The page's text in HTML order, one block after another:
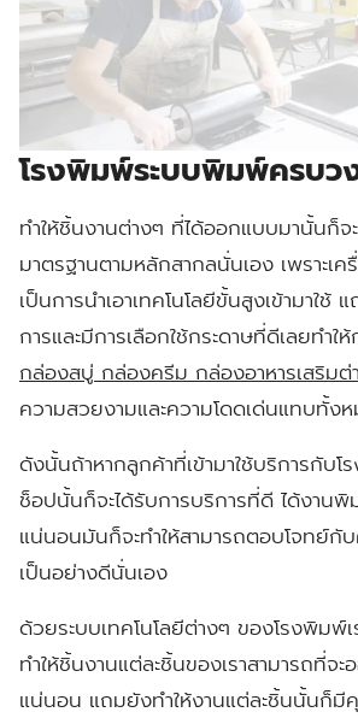
โรงพิมพ์ระบบพิมพ์ครบว
ทำให้ชิ้นงานต่างๆ ที่ได้ออกแบบมานั้นก็
มาตรฐานตามหลักสากลนั่นเอง เพราะเ
เป็นการนำเอาเทคโนโลยีขั้นสูงเข้ามาใ
การและมีการเลือกใช้กระดาษที่ดีเลยทำใ
กล่องสบู่ กล่องครีม กล่องอาหารเสริมต่
ความสวยงามและความโดดเด่นแทบทั้ง
ดังนั้นถ้าหากลูกค้าที่เข้ามาใช้บริการกับ
ช็อปนั้นก็จะได้รับการบริการที่ดี ได้งา
แน่นอนมันก็จะทำให้สามารถตอบโจทย์กั
เป็นอย่างดีนั่นเอง
ด้วยระบบเทคโนโลยีต่างๆ ของโรงพิมพ์
ทำให้ชิ้นงานแต่ละชิ้นของเราสามารถที่จ
แน่นอน แถมยังทำให้งานแต่ละชิ้นนั้นก็